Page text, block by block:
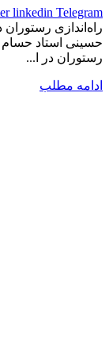
linkedin Telegram
راه‌اندازی رستوران
حسینی استاد حسام
رستوران در ا...
ادامه مطلب